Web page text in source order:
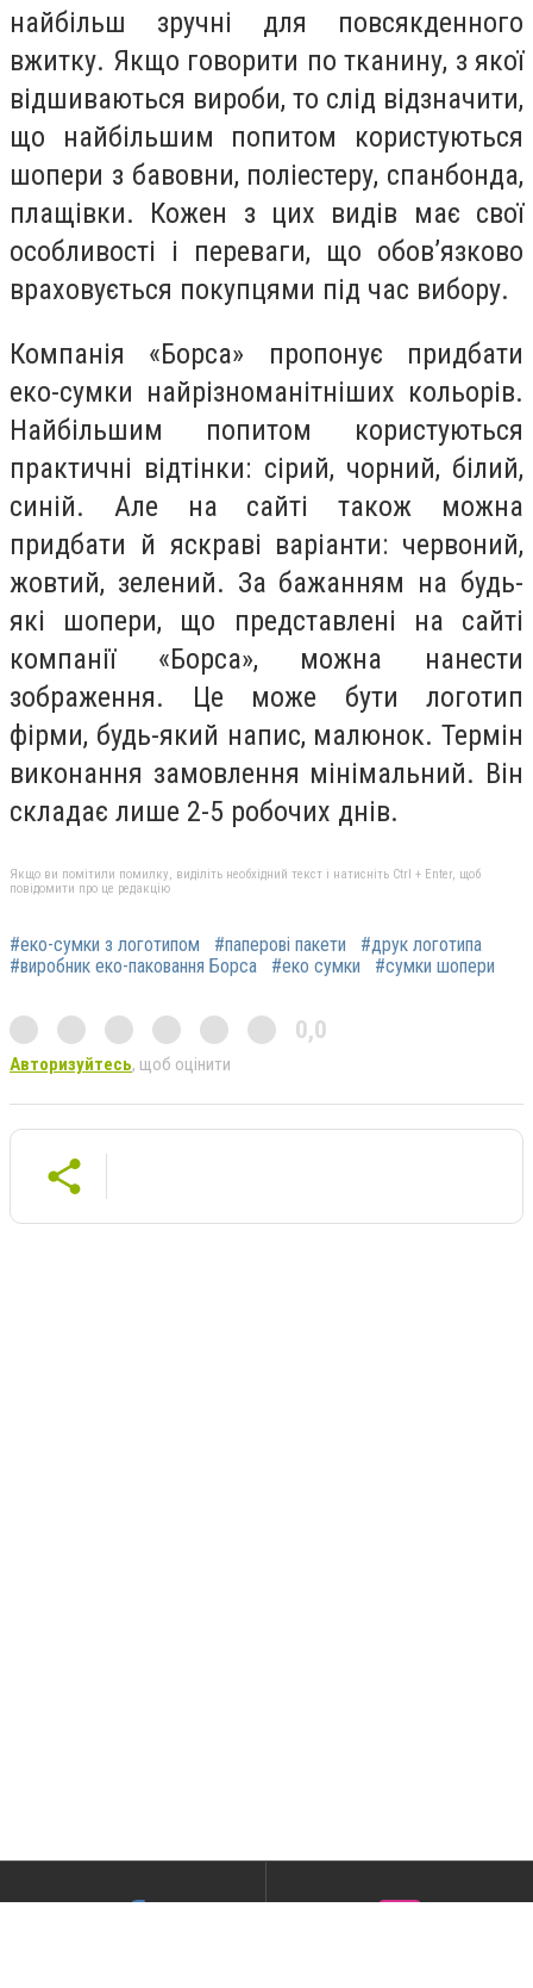
найбільш зручні для повсякденного
вжитку. Якщо говорити по тканину, з якої
відшиваються вироби, то слід відзначити,
що найбільшим попитом користуються
шопери з бавовни, поліестеру, спанбонда,
плащівки. Кожен з цих видів має свої
особливості і переваги, що обов’язково
враховується покупцями під час вибору.
Компанія «Борса» пропонує придбати
еко-сумки найрізноманітніших кольорів.
Найбільшим попитом користуються
практичні відтінки: сірий, чорний, білий,
синій. Але на сайті також можна
придбати й яскраві варіанти: червоний,
жовтий, зелений. За бажанням на будь-
які шопери, що представлені на сайті
компанії «Борса», можна нанести
зображення. Це може бути логотип
фірми, будь-який напис, малюнок. Термін
виконання замовлення мінімальний. Він
складає лише 2-5 робочих днів.
Якщо ви помітили помилку, виділіть необхідний текст і натисніть Ctrl + Enter, щоб
повідомити про це редакцію
#еко-сумки з логотипом #паперові пакети
#друк логотипа
#виробник еко-паковання Борса
#еко сумки #сумки шопери
0,0
Авторизуйтесь, щоб оцінити